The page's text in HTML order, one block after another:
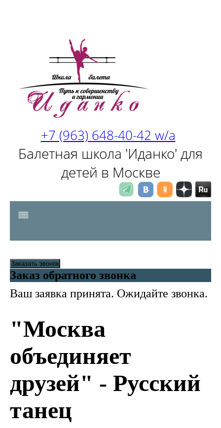
+7 (963) 648-40-42 w/a
Балетная школа 'Иданко' для
детей в Москве
Заказать звонок
Заказ обратного звонка
Ваш заявка принята. Ожидайте звонка.
"Москва
объединяет
друзей" - Русский
танец